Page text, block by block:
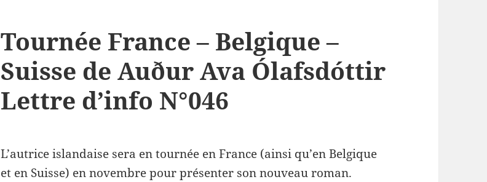
Tournée France – Belgique –
Suisse de Auður Ava Ólafsdóttir
Lettre d’info N°046
L’autrice islandaise sera en tournée en France (ainsi qu’en Belgique
et en Suisse) en novembre pour présenter son nouveau roman.